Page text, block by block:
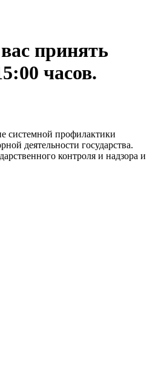
принять
часов.
системной профилактики
деятельности государства.
контроля и надзора и